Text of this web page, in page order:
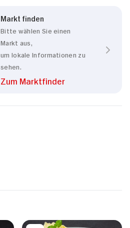
Markt finden
Bitte wählen Sie einen
Markt aus,
um lokale Informationen zu
sehen.
Zum Marktfinder